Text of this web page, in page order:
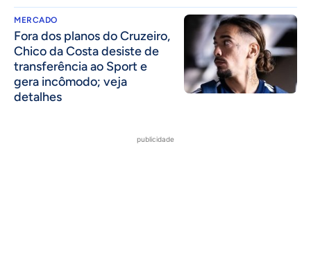
MERCADO
Fora dos planos do Cruzeiro,
Chico da Costa desiste de
transferência ao Sport e
gera incômodo; veja
detalhes
publicidade